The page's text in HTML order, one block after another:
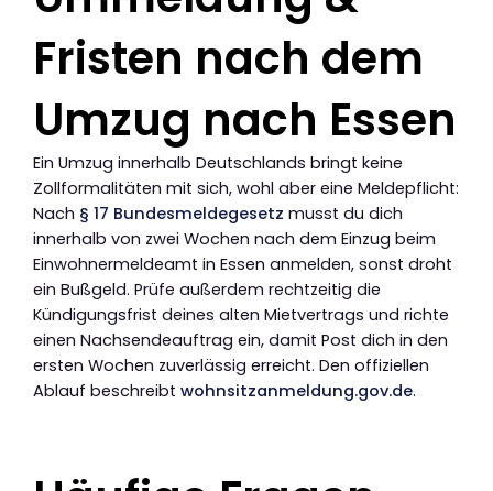
Fristen nach dem
Umzug nach Essen
Ein Umzug innerhalb Deutschlands bringt keine
Zollformalitäten mit sich, wohl aber eine Meldepflicht:
Nach § 17 Bundesmeldegesetz musst du dich
innerhalb von zwei Wochen nach dem Einzug beim
Einwohnermeldeamt in Essen anmelden, sonst droht
ein Bußgeld. Prüfe außerdem rechtzeitig die
Kündigungsfrist deines alten Mietvertrags und richte
einen Nachsendeauftrag ein, damit Post dich in den
ersten Wochen zuverlässig erreicht. Den offiziellen
Ablauf beschreibt wohnsitzanmeldung.gov.de.